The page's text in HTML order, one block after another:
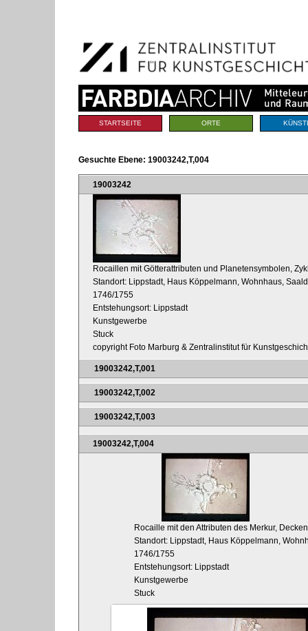
Navigation
Sektionen
STARTSEITE ORTE
Gesuchte Ebene: 19003242,T,004
19003242
Rocaillen mit Götterattributen und Planetensymbolen,
Standort: Lippstadt, Haus Köppelmann, Wohnhaus,
1746/1755
Entstehungsort: Lippstadt
Kunstgewerbe
Stuck
copyright Foto Marburg & Zentralinstitut für
19003242,T,001
19003242,T,002
19003242,T,003
19003242,T,004
Rocaille mit den Attributen des Merkur,
Standort: Lippstadt, Haus Köppelmann,
1746/1755
Entstehungsort: Lippstadt
Kunstgewerbe
Stuck